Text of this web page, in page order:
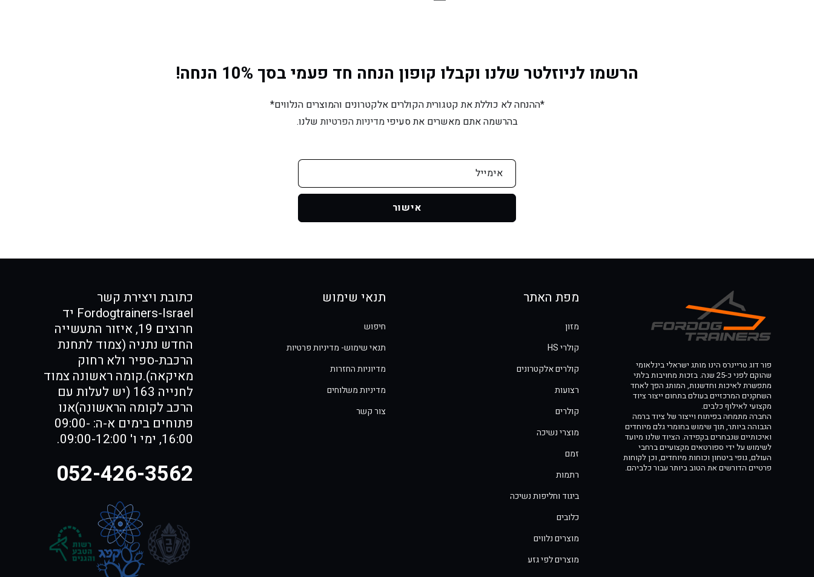
הרשמו לניוזלטר שלנו וקבלו קופון הנחה חד פעמי בסך 10% הנחה!
*ההנחה לא כוללת את קטגורית הקולרים אלקטרונים והמוצרים הנלווים*
בהרשמה אתם מאשרים את סעיפימדיניות הפרטיותשלנו.
אימייל
אישור
פור דוג טריינרס הינו מותג ישראלי בינלאומי
שהוקם לפני כ-25 שנה. בזכות מחויבות בלתי
מתפשרת לאיכות וחדשנות, המותג הפך לאחד
השחקנים המרכזיים בעולם בתחום ייצור ציוד
מקצועי לאילוף כלבים.
החברה מתמחה בפיתוח וייצור של ציוד ברמה
הגבוהה ביותר, תוך שימוש בחומרי גלם מיוחדים
ואיכותיים שנבחרים בקפידה. הציוד שלנו מיועד
לשימוש על ידי ספורטאים מקצועיים ברחבי
העולם, גופי ביטחון וכוחות מיוחדים, וכן לקוחות
פרטיים הדורשים את הטוב ביותר עבור כלביהם.
מפת האתר
מזון
קולרי HS
קולרים אלקטרונים
רצועות
קולרים
מוצרי נשיכה
זמם
רתמות
ביגוד וחליפות נשיכה
כלובים
מוצרים נלווים
מוצרים לפי גזע
תנאי שימוש
חיפוש
תנאי שימוש- מדיניות פרטיות
מדיוניות החזרות
מדיניות משלוחים
צור קשר
כתובת ויצירת קשר
Fordogtrainers-Israel יד
חרוצים 19, איזור התעשייה
החדש נתניה (צמוד לתחנת
הרכבת-ספיר ולא רחוק
מאיקאה).קומה ראשונה צמוד
לחנייה 163 (יש לעלות עם
הרכב לקומה הראשונה)אנו
פתוחים בימים א-ה: 09:00-
16:00, ימי ו' 09:00-12:00.
052-426-3562